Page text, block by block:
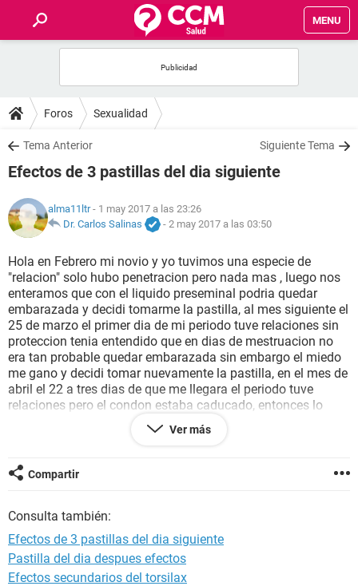
MENU
FOROS
SALUD
NUTRICIÓN
BIENESTAR
SEXUALIDAD
GLOSARIO
Foros Sexualidad
Tema Anterior Siguiente Tema
Efectos de 3 pastillas del dia siguiente
alma11ltr- 1 may 2017 a las 23:26
Dr. Carlos Salinas
- 2 may 2017 a las 03:50
Hola en Febrero mi novio y yo tuvimos una especie de
"relacion" solo hubo penetracion pero nada mas , luego nos
enteramos que con el liquido preseminal podria quedar
embarazada y decidi tomarme la pastilla, al mes siguiente el
25 de marzo el primer dia de mi periodo tuve relaciones sin
proteccion tenia entendido que en dias de mestruacion no
era tan probable quedar embarazada sin embargo el miedo
me gano y decidi tomar nuevamente la pastilla, en el mes de
abril el 22 a tres dias de que me llegara el periodo tuve
relaciones pero el condon estaba caducado, entonces lo
hicimos sin proteccion uevamente al siguiente dia (23) tome
la pastilla. Hoy 1ro de Mayo no me ha bajado. y el 29
que en ninguna de las relaciones que tuvimos el eyaculo
dentro ni una sola gota de semen)
embarazada? si el retrazo y lo de mis pechos es por el efecto
de aver tomado 3 pastillas del dia sigueinte en 3meses ,o si
lo de mis pechos no tiene nada que ver con algun embarazo
, espero sus respuestas. de antemano muchas Gracias.
Ver más
Compartir
Consulta también:
Efectos de 3 pastillas del dia siguiente
Pastilla del dia despues efectos
Efectos secundarios del torsilax